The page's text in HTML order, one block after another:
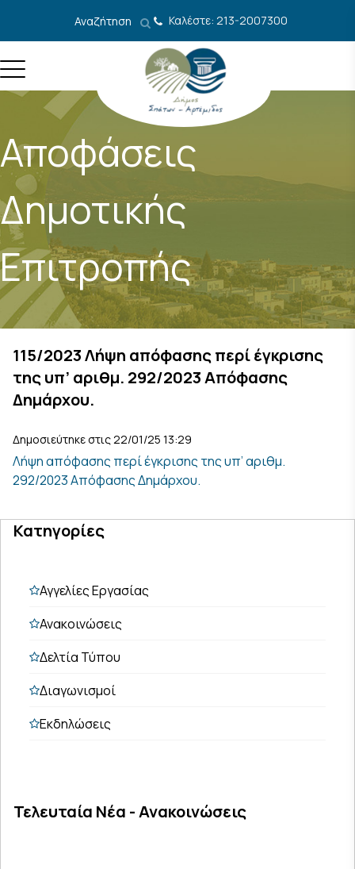
Αναζήτηση Καλέστε: 213-2007300
Αποφάσεις
Δημοτικής
Επιτροπής
115/2023 Λήψη απόφασης περί έγκρισης
της υπ’ αριθμ. 292/2023 Απόφασης
Δημάρχου.
Δημοσιεύτηκε στις 22/01/25 13:29
Λήψη απόφασης περί έγκρισης της υπ’ αριθμ.
292/2023 Απόφασης Δημάρχου.
Κατηγορίες
Αγγελίες Εργασίας
Ανακοινώσεις
Δελτία Τύπου
Διαγωνισμοί
Εκδηλώσεις
Τελευταία Νέα - Ανακοινώσεις